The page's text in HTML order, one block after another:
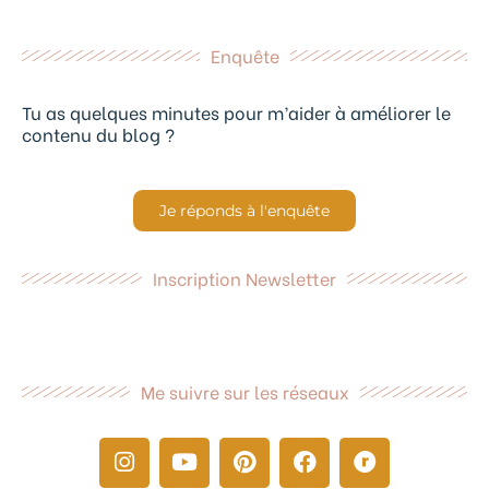
Enquête
Tu as quelques minutes pour m’aider à améliorer le
contenu du blog ?
Je réponds à l'enquête
Inscription Newsletter
Me suivre sur les réseaux
I
n
Y
o
P
i
F
a
R
a